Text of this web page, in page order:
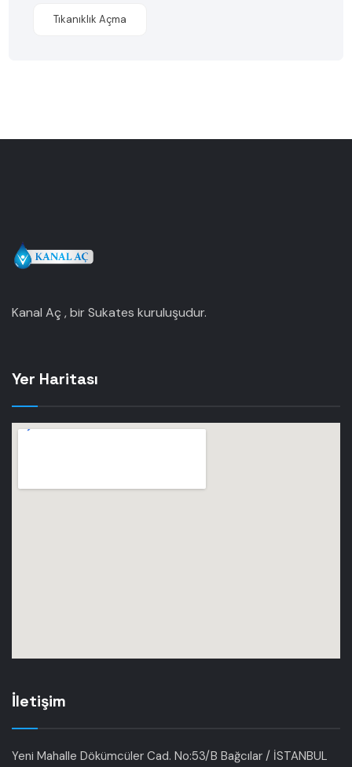
Tıkanıklık Açma
Kanal Aç , bir Sukates kuruluşudur.
Yer Haritası
İletişim
Yeni Mahalle Dökümcüler Cad. No:53/B Bağcılar / İSTANBUL